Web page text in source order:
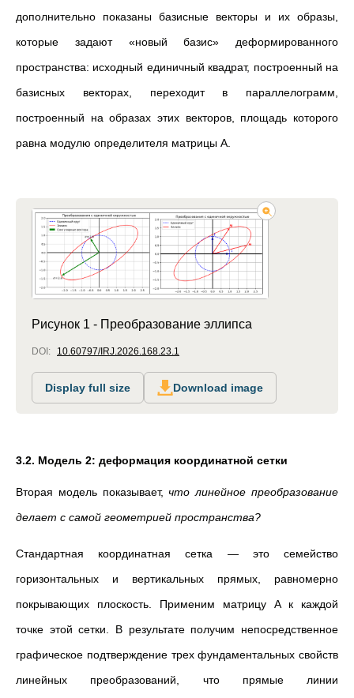
дополнительно показаны базисные векторы и их образы,
которые задают «новый базис» деформированного
пространства: исходный единичный квадрат, построенный на
базисных векторах, переходит в параллелограмм,
построенный на образах этих векторов, площадь которого
равна модулю определителя матрицы A.
Рисунок 1 - Преобразование эллипса
DOI: 10.60797/IRJ.2026.168.23.1
Display full size Download image
3.2. Модель 2: деформация координатной сетки
Вторая модель показывает, что линейное преобразование
делает с самой геометрией пространства?
Стандартная координатная сетка — это семейство
горизонтальных и вертикальных прямых, равномерно
покрывающих плоскость. Применим матрицу A к каждой
точке этой сетки. В результате получим непосредственное
графическое подтверждение трех фундаментальных свойств
линейных преобразований, что прямые линии